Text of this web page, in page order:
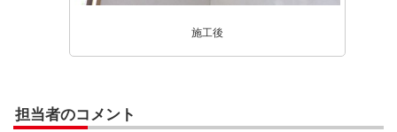
施工後
担当者のコメント